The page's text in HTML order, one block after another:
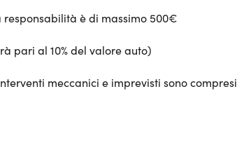
è di massimo 500€
pari al 10% del valore auto)
meccanici e imprevisti sono compresi